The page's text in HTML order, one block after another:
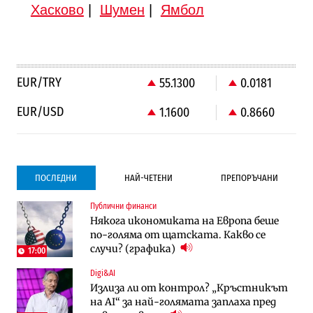
Хасково| Шумен Ямбол
EUR/TRY 55.1300
0.0181
EUR/USD
1.1600 0.8660
ПОСЛЕДНИ НАЙ-ЧЕТЕНИ ПРЕПОРЪЧАНИ
17:00
Публични финанси
Някога икономиката на Европа беше
по-голяма от щатската. Какво се
случи? (графика)
Digi&AI
Излиза ли от контрол? „Кръстникът
на AI“ за най-голямата заплаха пред
Градоустройство
Столична община избра изпълнител за
преместването на трамвайното
трасе по бул. „Скобелев“
Компании
Vivacom предлага над 150 устройства с
90% отстъпка през август
Компании
Vivacom предлага над 150 устройства с
90% отстъпка през август
Градоустройство
Столична община избра изпълнител за
преместването на трамвайното